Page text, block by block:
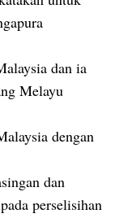
dan ia
Melayu
dengan
dan
perselisihan